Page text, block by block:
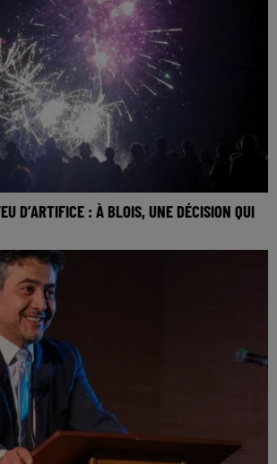
D’ARTIFICE : À BLOIS, UNE DÉCISION QUI